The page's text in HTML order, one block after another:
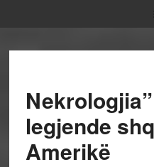
legjende
Amerikë